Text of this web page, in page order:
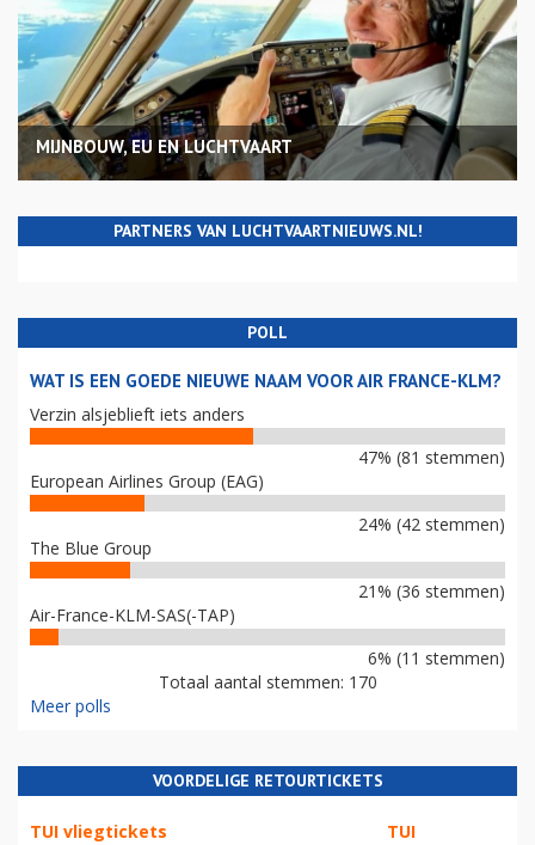
MIJNBOUW, EU EN LUCHTVAART
PARTNERS VAN LUCHTVAARTNIEUWS.NL!
POLL
WAT IS EEN GOEDE NIEUWE NAAM VOOR AIR FRANCE-KLM?
Verzin alsjeblieft iets anders
47% (81 stemmen)
European Airlines Group (EAG)
24% (42 stemmen)
The Blue Group
21% (36 stemmen)
Air-France-KLM-SAS(-TAP)
6% (11 stemmen)
Totaal aantal stemmen: 170
Meer polls
VOORDELIGE RETOURTICKETS
TUI vliegtickets TUI